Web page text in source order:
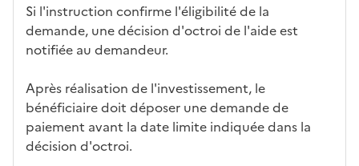
Si l'instruction confirme l'éligibilité de la
demande, une décision d'octroi de l'aide est
notifiée au demandeur.
Après réalisation de l'investissement, le
bénéficiaire doit déposer une demande de
paiement avant la date limite indiquée dans la
décision d'octroi.